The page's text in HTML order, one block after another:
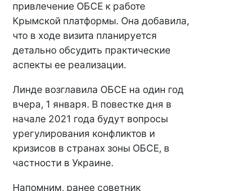
привлечение ОБСЕ к работе
Крымской платформы. Она добавила,
что в ходе визита планируется
детально обсудить практические
аспекты ее реализации.
Линде возглавила ОБСЕ на один год
вчера, 1 января. В повестке дня в
начале 2021 года будут вопросы
урегулирования конфликтов и
кризисов в странах зоны ОБСЕ, в
частности в Украине.
Напомним, ранее советник